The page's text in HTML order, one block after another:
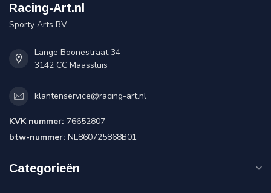
Racing-Art.nl
Sporty Arts BV
Lange Boonestraat 34
3142 CC Maassluis
klantenservice@racing-art.nl
KVK nummer: 76652807
btw-nummer: NL860725868B01
Categorieën